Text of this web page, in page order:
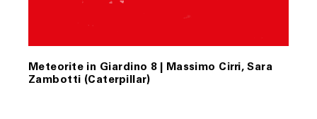
Meteorite in Giardino 8 | Massimo Cirri, Sara
Zambotti (Caterpillar)